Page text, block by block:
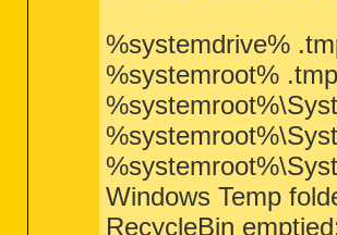
%systemdrive%
%systemroot%
Windows Temp
RecycleBin